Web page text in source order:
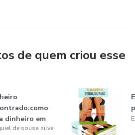
de quem criou esse
dinheiro em
dede sousa silva